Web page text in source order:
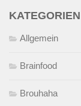
KATEGORIEN
Allgemein
Brainfood
Brouhaha